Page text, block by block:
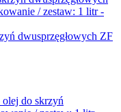
dwusprzęgłowych ZF